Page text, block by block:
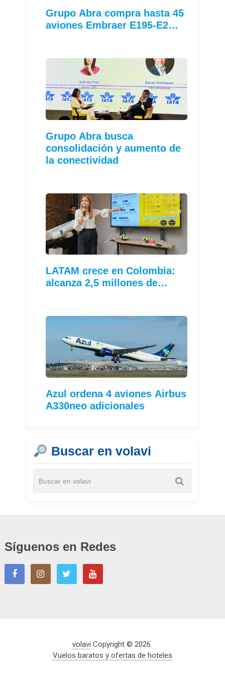
Grupo Abra compra hasta 45
aviones Embraer E195-E2…
Grupo Abra busca
consolidación y aumento de
la conectividad
LATAM crece en Colombia:
alcanza 2,5 millones de…
Azul ordena 4 aviones Airbus
A330neo adicionales
Buscar en volavi
Síguenos en Redes
volavi Copyright © 2026.
Vuelos baratos y ofertas de hoteles